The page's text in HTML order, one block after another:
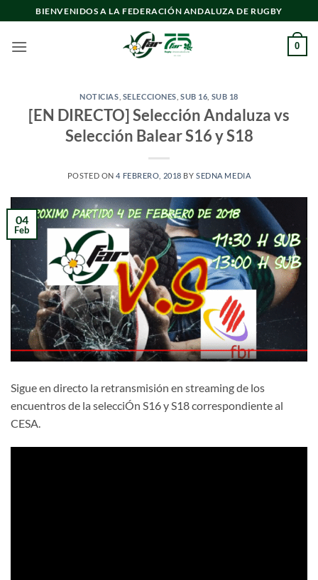
al
contenido
BIENVENIDOS A LA FEDERACIÓN ANDALUZA DE RUGBY
0
NOTICIAS SELECCIONES ,SUB 16 SUB 18
[EN DIRECTO] Selección Andaluza vs
Selección Balear S16 y S18
POSTED ON4 FEBRERO, 2018 BYSEDNA MEDIA
04
Feb
Sigue en directo la retransmisión en streaming de los
encuentros de la selecciÓn S16 y S18 correspondiente al
CESA.